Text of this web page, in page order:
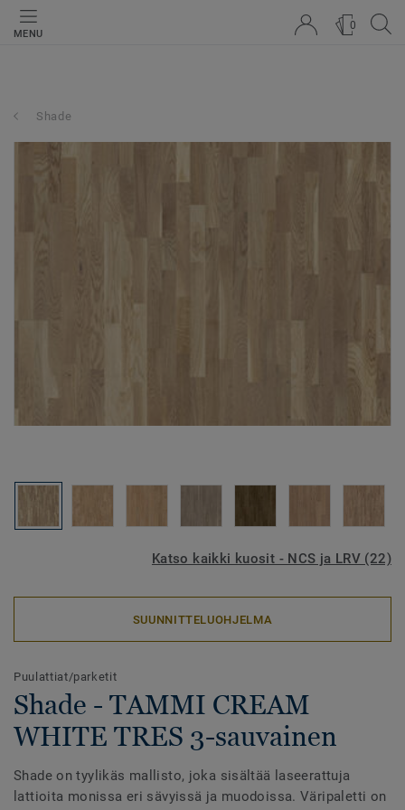
MENU
0
Shade
Katso kaikki kuosit - NCS ja LRV (22)
SUUNNITTELUOHJELMA
Puulattiat/parketit
Shade - TAMMI CREAM
WHITE TRES 3-sauvainen
Shade on tyylikäs mallisto, joka sisältää laseerattuja
lattioita monissa eri sävyissä ja muodoissa. Väripaletti on